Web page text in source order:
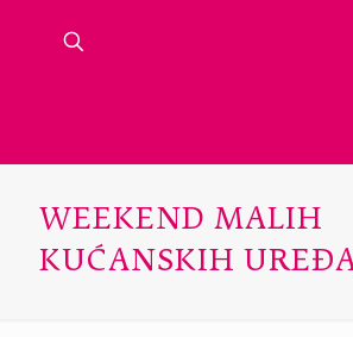
WEEKEND MALIH
KUĆANSKIH